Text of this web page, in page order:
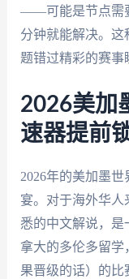
——可能是节点需
分钟就能解决。这
题错过精彩的赛事
2026美加
速器提前
2026年的美加墨
宴。对于海外华
悉的中文解说，是
拿大的多伦多留学
果晋级的话）的比